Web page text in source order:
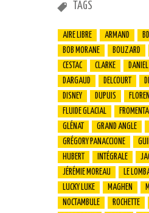
TAGS
AIRE LIBRE ARMAND BD
BOB MORANE
BOUZARD
CESTAC
CLARKE
DARGAUD
DELCOURT
DISNEY
DUPUIS
FLUIDE GLACIAL
GLÉNAT
GRAND ANGLE
GRÉGORY PANACCIONE
HUBERT
INTÉGRALE
JÉRÉMIE MOREAU
LE
LUCKY LUKE
MAGHEN
NOCTAMBULE
ROCHETTE